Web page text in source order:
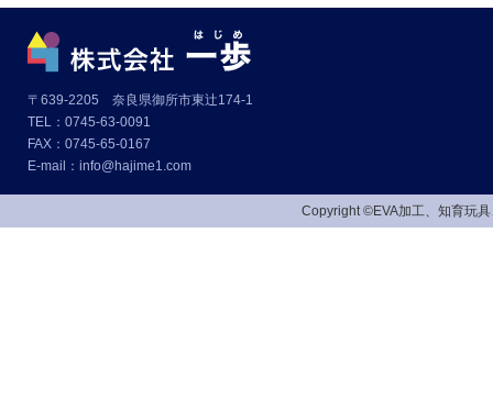
〒639-2205 奈良県御所市東辻174-1
TEL：0745-63-0091
FAX：0745-65-0167
E-mail：info@hajime1.com
Copyright ©EVA加工、知育玩